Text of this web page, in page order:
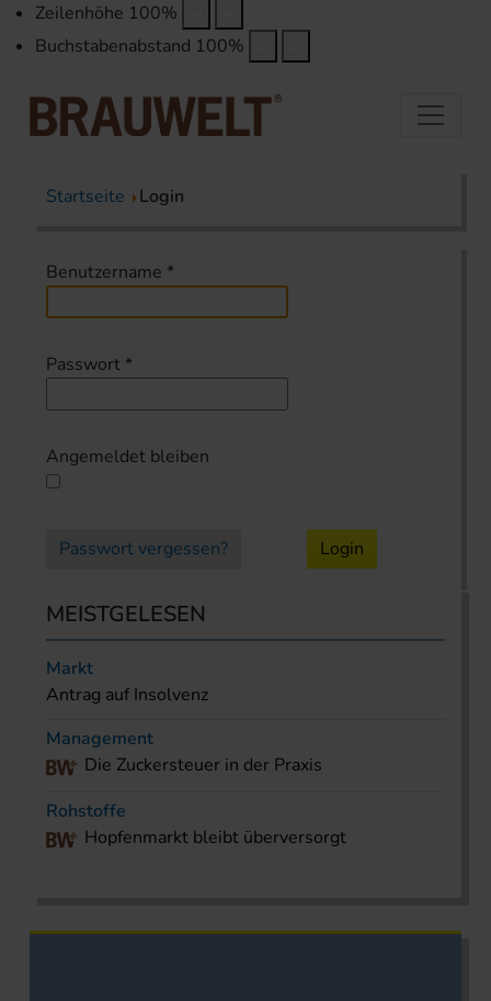
Zeilenhöhe 100%
Buchstabenabstand 100%
Startseite Login
Benutzername *
Passwort *
Angemeldet bleiben
Passwort vergessen? Login
MEISTGELESEN
Markt
Antrag auf Insolvenz
Management
Die Zuckersteuer in der Praxis
Rohstoffe
Hopfenmarkt bleibt überversorgt